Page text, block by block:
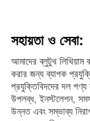
সহায়তা ও সেবা:
আমাদের ব্লুটুথ লিথিয়াম
করার জন্য ব্যাপক
প্রযুক্তিবিদদের দল পণ্য
উপলব্ধ, ইনস্টলেশন,
উন্নত এবং সম্ভাব্য